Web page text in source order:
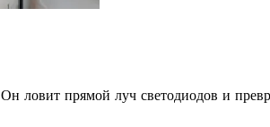
ловит прямой луч светодиодов и